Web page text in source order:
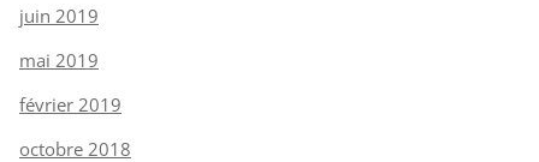
juin 2019
mai 2019
février 2019
octobre 2018